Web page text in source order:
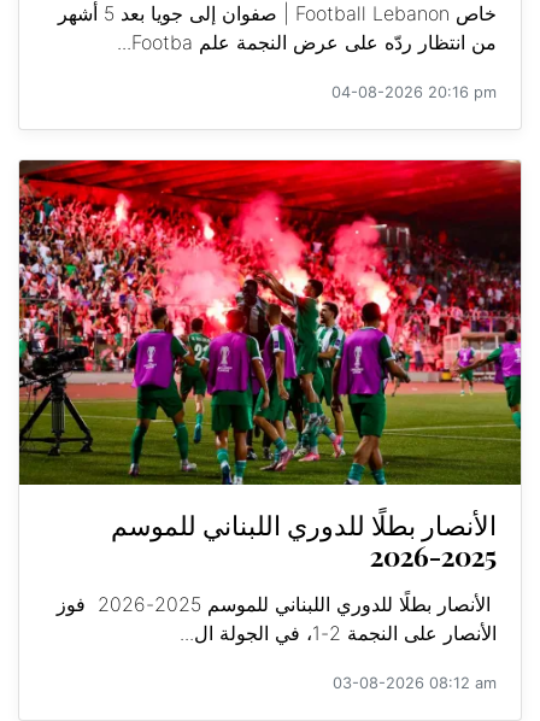
خاص Football Lebanon | صفوان إلى جويا بعد 5 أشهر
من انتظار ردّه على عرض النجمة علم Footba...
04-08-2026 20:16 pm
الأنصار بطلًا للدوري اللبناني للموسم
2025-2026
الأنصار بطلًا للدوري اللبناني للموسم 2025-2026 فوز
الأنصار على النجمة 2-1، في الجولة ال...
03-08-2026 08:12 am